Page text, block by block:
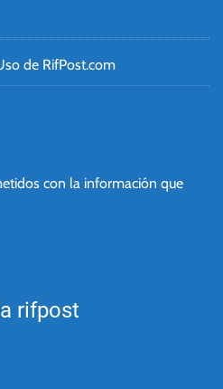
de RifPost.com
con la información que
rifpost